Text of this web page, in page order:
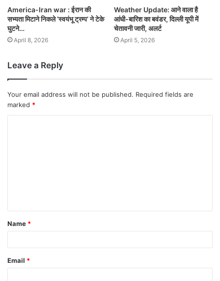
America-Iran war : ईरान की
सभ्यता मिटाने निकले ‘स्वयंभू ट्रम्प’ ने टेके
घुटने…
April 8, 2026
Weather Update: आने वाला है
आंधी-बारिश का बवंडर, दिल्ली यूपी में
चेतावनी जारी, अलर्ट
April 5, 2026
Leave a Reply
Your email address will not be published. Required fields are
marked *
Name *
Email *